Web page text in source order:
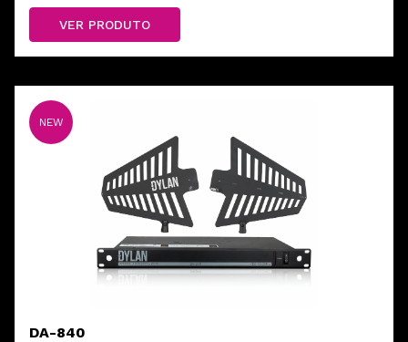
detalhado dos pratos. Ideal para igrejas, estúdios e
shows ao vivo.
VER PRODUTO
NEW
DA-840